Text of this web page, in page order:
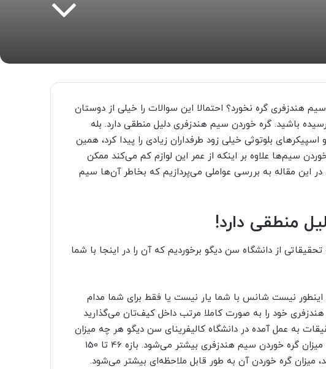
هندزفری گره نخورد؟ احتمالا این سوالات را خیلی از دوستان
باشید. گره خوردن سیم هندزفری دلیل منطقی دارد. بله
بلوتوثی خیلی زود طرفداران زیادی را پیدا کرد، همین
سیم‌ها علاوه بر اینکه از عمر این لوازم کم می‌کند ممکن
این مقاله به بررسی عواملی می‌پردازیم که بخاطر آن‌ها سیم
منطقی دارد!
از دانشگاه سن دیگو برخوردیم که آن را در اینجا با شما
نیست شانس با شما یار نیست یا فقط برای شما مدام
خود را به صورت کاملا مرتب داخل کیف‌تان می‌گذارید
به عمل آمده در دانشگاه کالیفرینای سن دیگو هر چه میزان
طول سیم هندزفری بیشتر از 46 سانتی‌متر باشد؛ میزان گره خوردن سیم هندزفری بیشتر می‌شود. بازه 46 تا 150
میزان گره خوردن آن به طور قابل ملاحظه‌ای بیشتر می‌شود.